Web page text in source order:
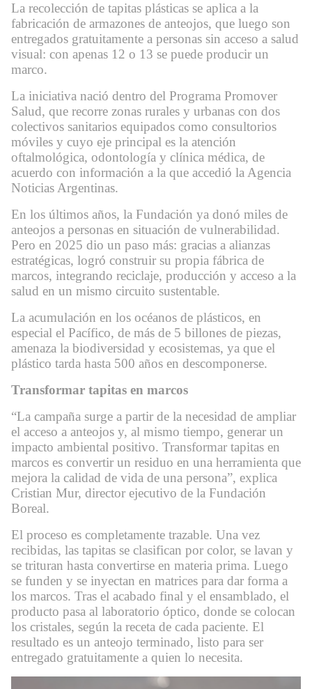
La recolección de tapitas plásticas se aplica a la
fabricación de armazones de anteojos, que luego son
entregados gratuitamente a personas sin acceso a salud
visual: con apenas 12 o 13 se puede producir un
marco.
La iniciativa nació dentro del Programa Promover
Salud, que recorre zonas rurales y urbanas con dos
colectivos sanitarios equipados como consultorios
móviles y cuyo eje principal es la atención
oftalmológica, odontología y clínica médica, de
acuerdo con información a la que accedió la Agencia
Noticias Argentinas.
En los últimos años, la Fundación ya donó miles de
anteojos a personas en situación de vulnerabilidad.
Pero en 2025 dio un paso más: gracias a alianzas
estratégicas, logró construir su propia fábrica de
marcos, integrando reciclaje, producción y acceso a la
salud en un mismo circuito sustentable.
La acumulación en los océanos de plásticos, en
especial el Pacífico, de más de 5 billones de piezas,
amenaza la biodiversidad y ecosistemas, ya que el
plástico tarda hasta 500 años en descomponerse.
Transformar tapitas en marcos
“La campaña surge a partir de la necesidad de ampliar
el acceso a anteojos y, al mismo tiempo, generar un
impacto ambiental positivo. Transformar tapitas en
marcos es convertir un residuo en una herramienta que
mejora la calidad de vida de una persona”, explica
Cristian Mur, director ejecutivo de la Fundación
Boreal.
El proceso es completamente trazable. Una vez
recibidas, las tapitas se clasifican por color, se lavan y
se trituran hasta convertirse en materia prima. Luego
se funden y se inyectan en matrices para dar forma a
los marcos. Tras el acabado final y el ensamblado, el
producto pasa al laboratorio óptico, donde se colocan
los cristales, según la receta de cada paciente. El
resultado es un anteojo terminado, listo para ser
entregado gratuitamente a quien lo necesita.